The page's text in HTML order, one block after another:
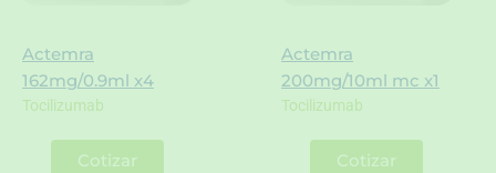
Actemra
162mg/0.9ml x4
Tocilizumab
Cotizar
Actemra
200mg/10ml mc x1
Tocilizumab
Cotizar